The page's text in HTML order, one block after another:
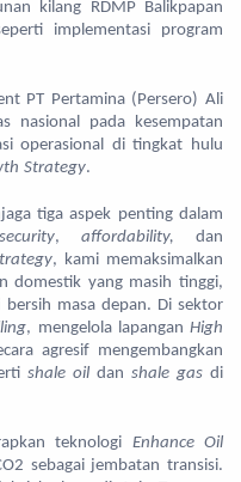
kilang RDMP Balikpapan
implementasi program
PT Pertamina (Persero) Ali
nasional pada kesempatan
operasional di tingkat hulu
Strategy.
tiga aspek penting dalam
,affordability, dan
, kami memaksimalkan
domestik yang masih tinggi,
bersih masa depan. Di sektor
, mengelola lapanganHigh
agresif mengembangkan
shale oil dan shale gas di
teknologi Enhance Oil
sebagai jembatan transisi.